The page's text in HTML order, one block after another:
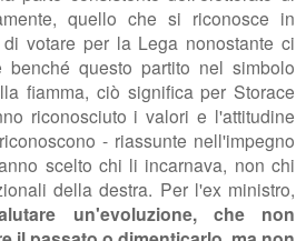
quello che si riconosce in
votare per la Lega nonostante ci
questo partito nel simbolo
fiamma, ciò significa per Storace
riconosciuto i valori e l'attitudine
- riassunte nell'impegno
scelto chi li incarnava, non chi
della destra. Per l'ex ministro,
un'evoluzione, che non